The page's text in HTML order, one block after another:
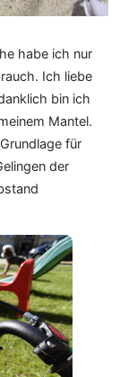
habe ich nur
Ich liebe
bin ich
Mantel.
für
der